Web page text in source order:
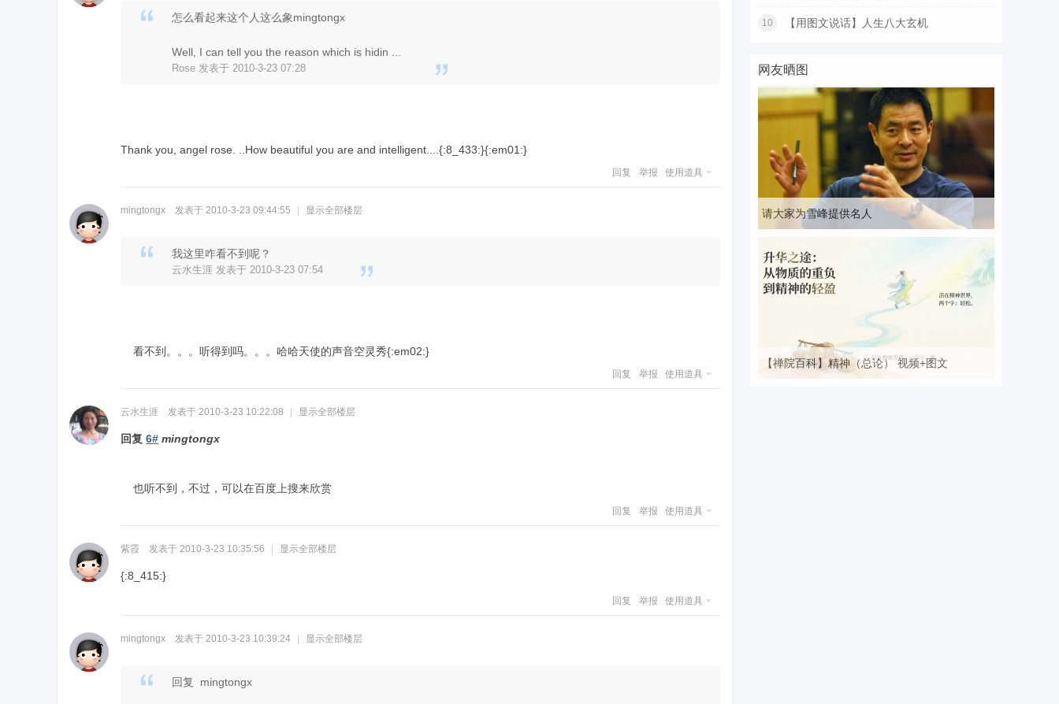
怎么看起来这个人这么象mingtongx
Well, I can tell you the reason which is hidin ...
Rose 发表于 2010-3-23 07:28
Thank you, angel rose. ..How beautiful you are and intelligent....{:8_433:}{:em01:}
举报 使用道具
回复
mingtongx 发表于 2010-3-23 09:44:55 显示全部楼层
我这里咋看不到呢？
云水生涯 发表于 2010-3-23 07:54
看不到。。。听得到吗。。。哈哈天使的声音空灵秀{:em02:}
举报 使用道具
回复
云水生涯 发表于 2010-3-23 10:22:08 显示全部楼层
回复 6# mingtongx
也听不到，不过，可以在百度上搜来欣赏
举报 使用道具
回复
紫霞 发表于 2010-3-23 10:35:56 显示全部楼层
{:8_415:}
举报 使用道具
回复
mingtongx 发表于 2010-3-23 10:39:24 显示全部楼层
回复 mingtongx
10 【用图文说话】人生八大玄机
网友晒图
请大家为雪峰提供名人
【禅院百科】精神（总论） 视频+图文